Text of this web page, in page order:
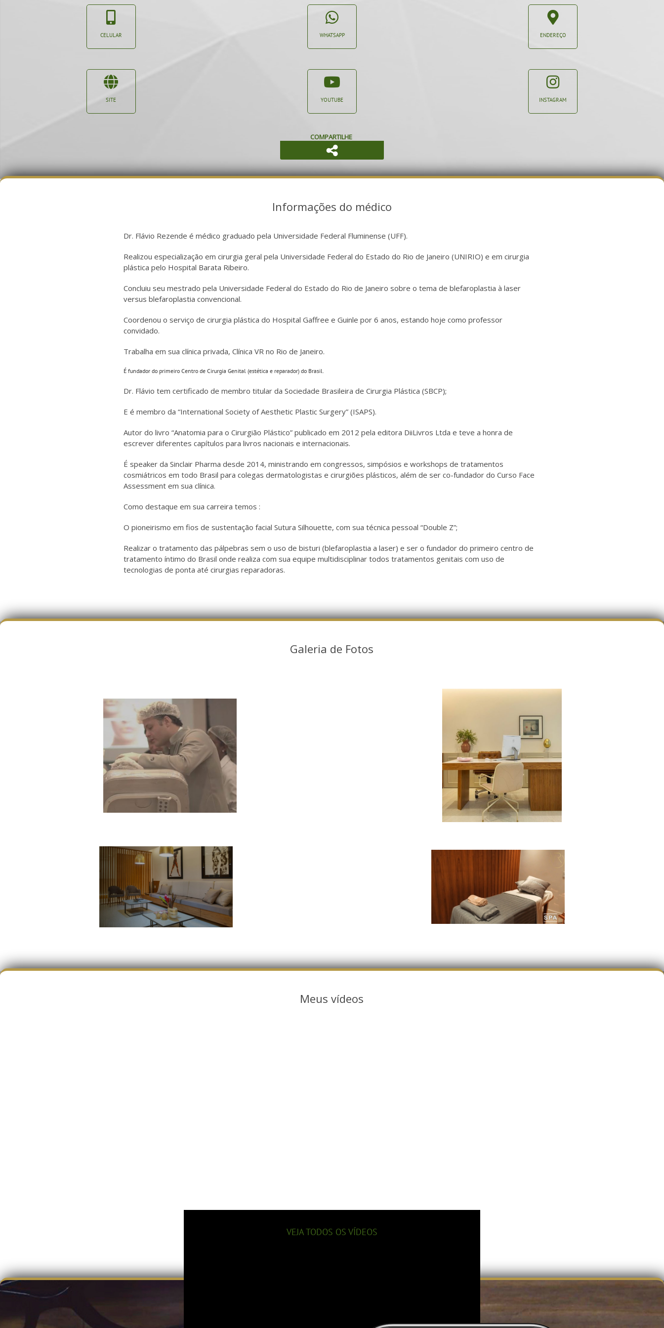
CELULAR WHATSAPP ENDEREÇO
SITE YOUTUBE INSTAGRAM
COMPARTILHE
Informações do médico
Dr. Flávio Rezende é médico graduado pela Universidade Federal Fluminense (UFF).
Realizou especialização em cirurgia geral pela Universidade Federal do Estado do Rio de Janeiro (UNIRIO) e em cirurgia
plástica pelo Hospital Barata Ribeiro.
Concluiu seu mestrado pela Universidade Federal do Estado do Rio de Janeiro sobre o tema de blefaroplastia à laser
versus blefaroplastia convencional.
Coordenou o serviço de cirurgia plástica do Hospital Gaffree e Guinle por 6 anos, estando hoje como professor
convidado.
Trabalha em sua clínica privada, Clínica VR no Rio de Janeiro.
É fundador do primeiro Centro de Cirurgia Genital (estética e reparador) do Brasil.
Dr. Flávio tem certificado de membro titular da Sociedade Brasileira de Cirurgia Plástica (SBCP);
E é membro da “International Society of Aesthetic Plastic Surgery” (ISAPS).
Autor do livro “Anatomia para o Cirurgião Plástico” publicado em 2012 pela editora DiiLivros Ltda e teve a honra de
escrever diferentes capítulos para livros nacionais e internacionais.
É speaker da Sinclair Pharma desde 2014, ministrando em congressos, simpósios e workshops de tratamentos
cosmiátricos em todo Brasil para colegas dermatologistas e cirurgiões plásticos, além de ser co-fundador do Curso Face
Assessment em sua clínica.
Como destaque em sua carreira temos :
O pioneirismo em fios de sustentação facial Sutura Silhouette, com sua técnica pessoal “Double Z”;
Realizar o tratamento das pálpebras sem o uso de bisturi (blefaroplastia a laser) e ser o fundador do primeiro centro de
tratamento íntimo do Brasil onde realiza com sua equipe multidisciplinar todos tratamentos genitais com uso de
tecnologias de ponta até cirurgias reparadoras.
Galeria de Fotos
Meus vídeos
VEJA TODOS OS VÍDEOS